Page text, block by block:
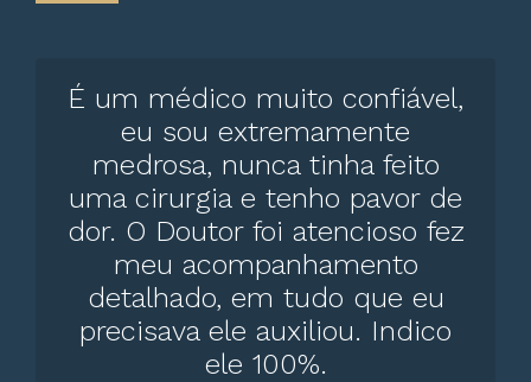
É um médico muito confiável,
eu sou extremamente
medrosa, nunca tinha feito
uma cirurgia e tenho pavor de
dor. O Doutor foi atencioso fez
meu acompanhamento
detalhado, em tudo que eu
precisava ele auxiliou. Indico
ele 100%.